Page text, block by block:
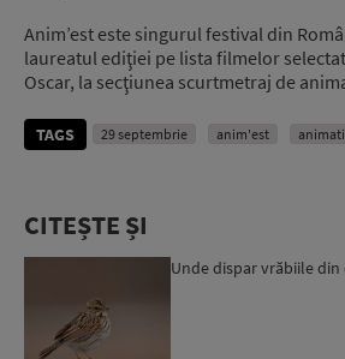
Anim’est este singurul festival din
laureatul ediţiei pe lista filmelor
Oscar, la secţiunea scurtmetraj de
TAGS 29 septembrie anim'est
CITEȘTE ȘI
Unde dispar vrăbiile din